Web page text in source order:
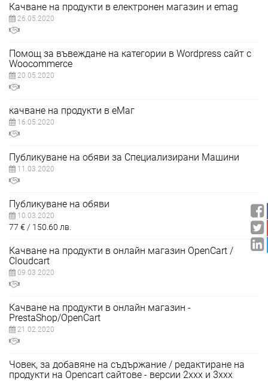
Качване на продукти в електронен магазин и emag
26.05.2020
Помощ за въвеждане на категории в Wordpress сайт с
Woocommerce
20.05.2020
качване на продукти в еМаг
16.05.2020
Публикуване на обяви за Специализирани Машини
11.03.2020
Публикуване на обяви
10.03.2020
77 € 150.60 лв.
Качване на продукти в онлайн магазин OpenCart /
Cloudcart
09.03.2020
Качване на продукти в онлайн магазин -
PrestaShop/OpenCart
21.02.2020
Човек, за добавяне на съдържание / редактиране на
продукти на Opencart сайтове - версии 2xxx и 3xxx